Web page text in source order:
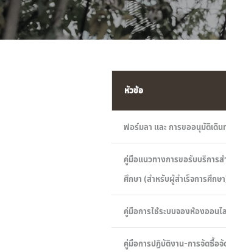
หัวข้อ
ฟอร์มลา และ การขออนุมัติเดิน
คู่มือแนวทางการขอรับบริการ
ศึกษา (สำหรับผู้สำเร็จการศึก
คู่มือการใช้ระบบจองห้องออน
คู่มือการปฏิบัติงาน-การจัดซื้อจั